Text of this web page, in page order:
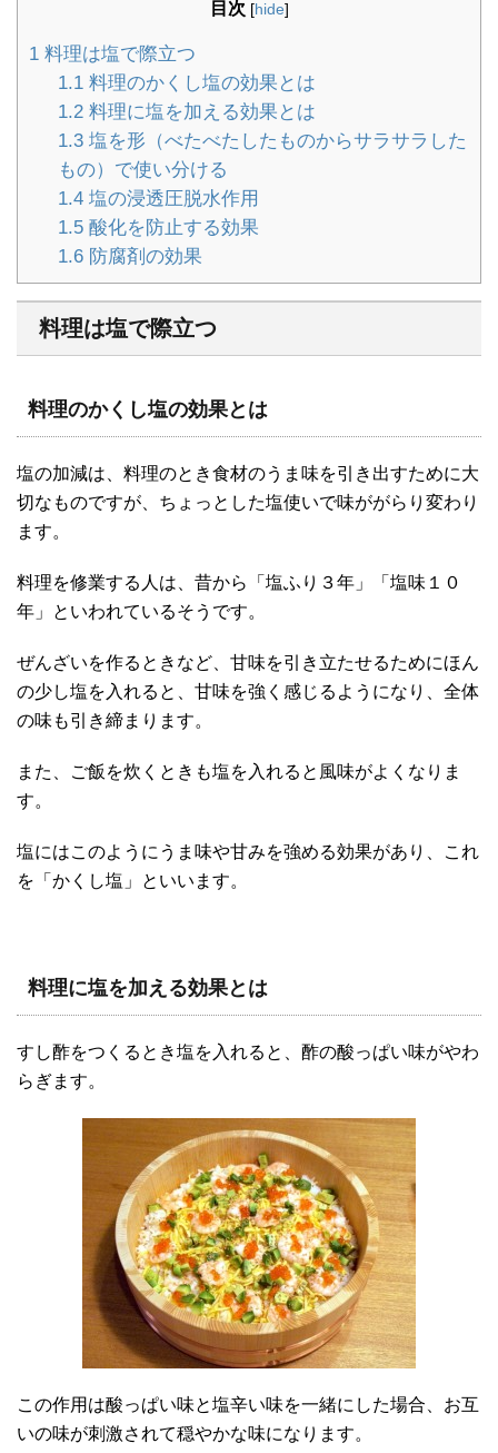
目次 [hide]
1 料理は塩で際立つ
1.1料理のかくし塩の効果とは
1.2料理に塩を加える効果とは
1.3塩を形（べたべたしたものからサラサラした
もの）で使い分ける
1.4塩の浸透圧脱水作用
1.5酸化を防止する効果
1.6防腐剤の効果
料理は塩で際立つ
料理のかくし塩の効果とは
塩の加減は、料理のとき食材のうま味を引き出すために大
切なものですが、ちょっとした塩使いで味ががらり変わり
ます。
料理を修業する人は、昔から「塩ふり３年」「塩味１０
年」といわれているそうです。
ぜんざいを作るときなど、甘味を引き立たせるためにほん
の少し塩を入れると、甘味を強く感じるようになり、全体
の味も引き締まります。
また、ご飯を炊くときも塩を入れると風味がよくなりま
す。
塩にはこのようにうま味や甘みを強める効果があり、これ
を「かくし塩」といいます。
料理に塩を加える効果とは
すし酢をつくるとき塩を入れると、酢の酸っぱい味がやわ
らぎます。
この作用は酸っぱい味と塩辛い味を一緒にした場合、お互
いの味が刺激されて穏やかな味になります。